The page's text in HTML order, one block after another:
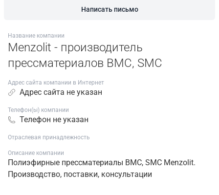
Написать письмо
Название компании
Menzolit - производитель
прессматериалов BMC, SMC
Адрес сайта компании в Интернет
Адрес сайта не указан
Телефон(ы) компании
Телефон не указан
Отраслевая принадлежность
Описание компании
Полиэфирные прессматериалы BMC, SMC Menzolit.
Производство, поставки, консультации